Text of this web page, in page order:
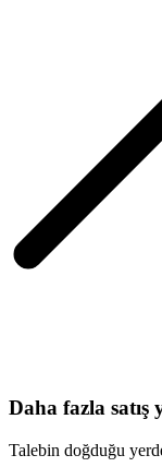
Daha fazla
Talebin doğduğu